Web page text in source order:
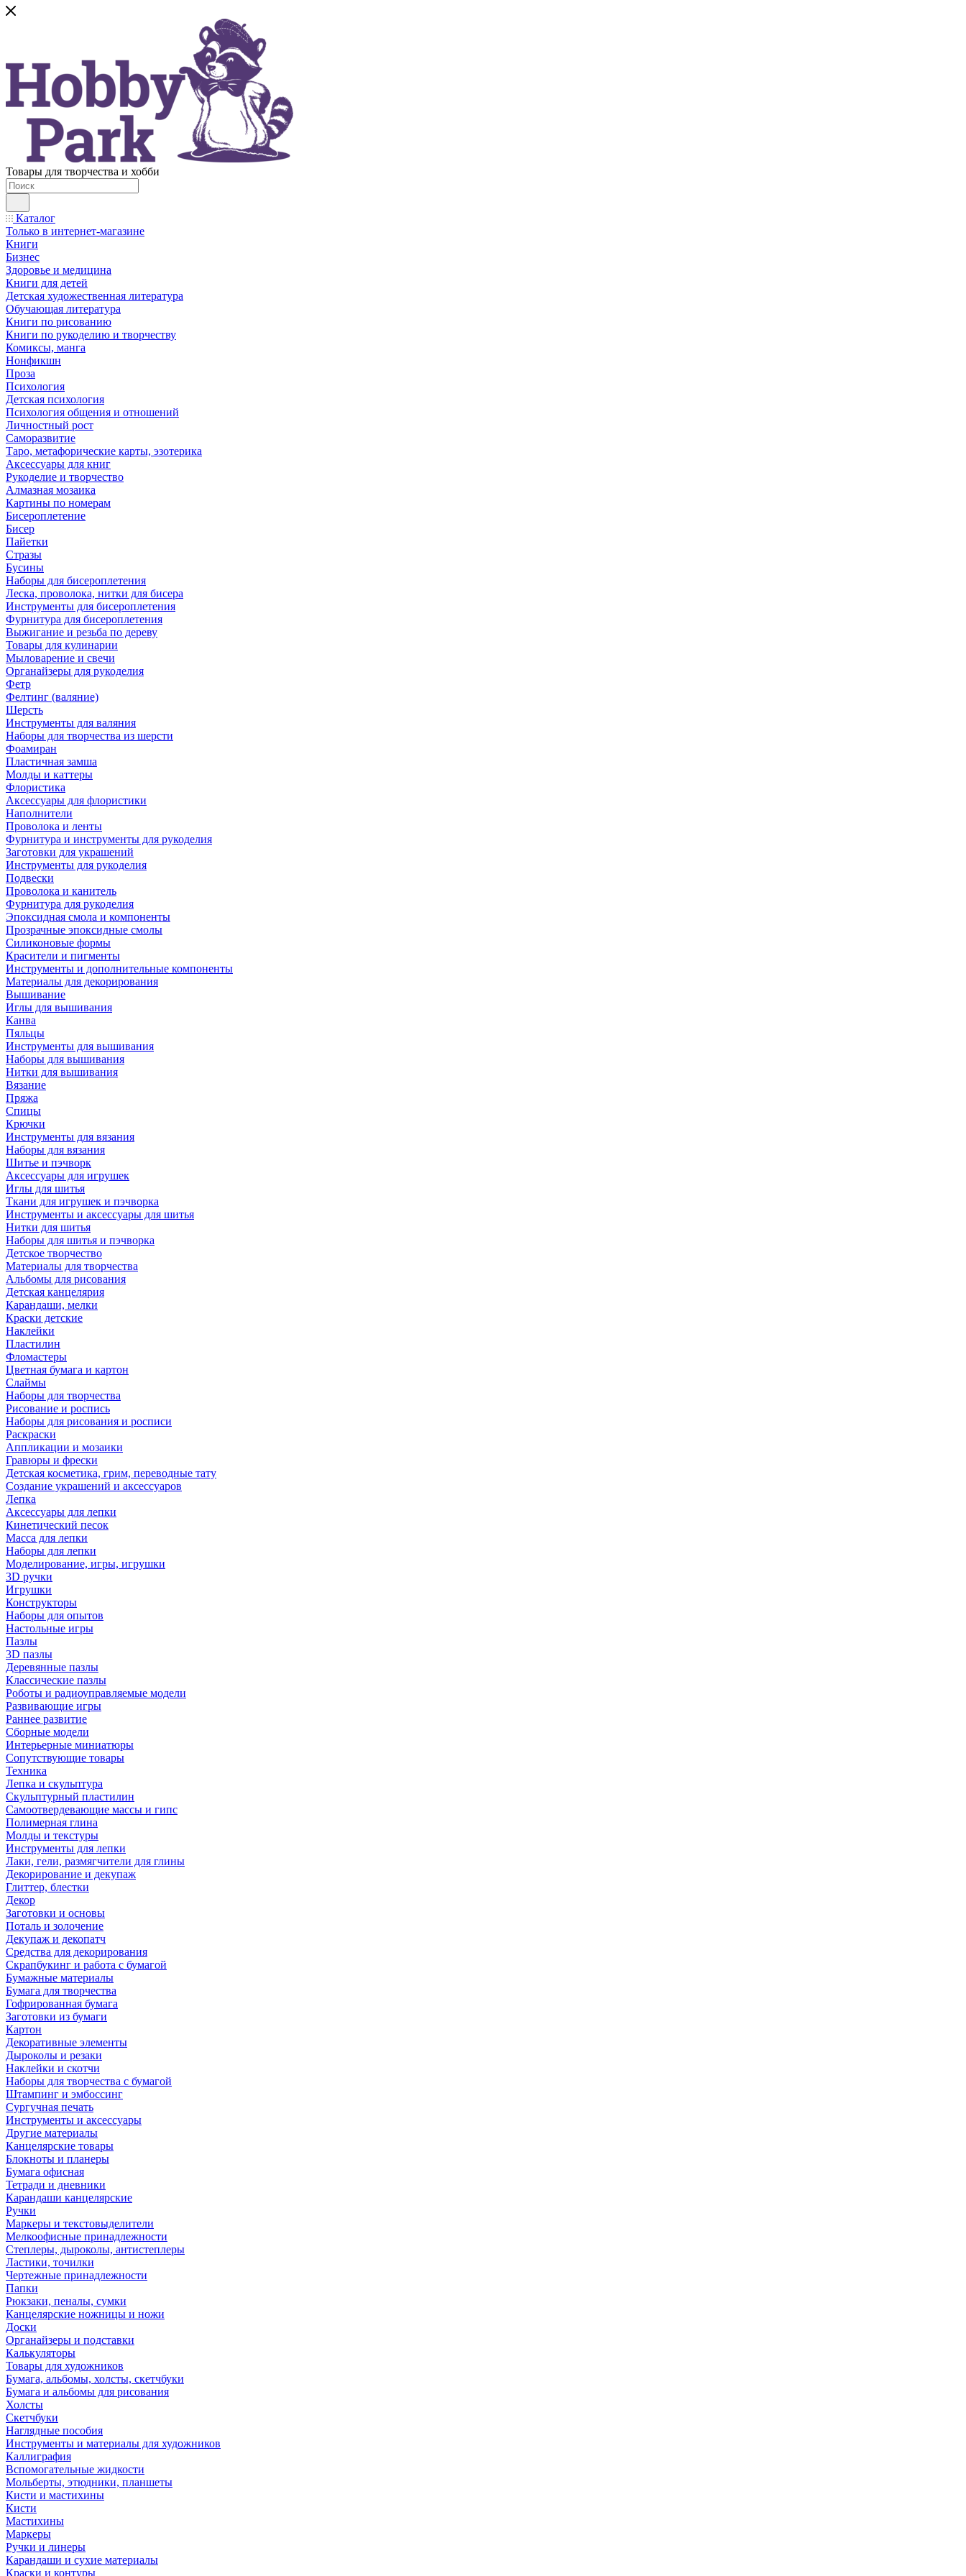
Товары для творчества и хобби
Каталог
Только в интернет-магазине
Книги
Бизнес
Здоровье и медицина
Книги для детей
Детская художественная литература
Обучающая литература
Книги по рисованию
Книги по рукоделию и творчеству
Комиксы, манга
Нонфикшн
Проза
Психология
Детская психология
Психология общения и отношений
Личностный рост
Саморазвитие
Таро, метафорические карты, эзотерика
Аксессуары для книг
Рукоделие и творчество
Алмазная мозаика
Картины по номерам
Бисероплетение
Бисер
Пайетки
Стразы
Бусины
Наборы для бисероплетения
Леска, проволока, нитки для бисера
Инструменты для бисероплетения
Фурнитура для бисероплетения
Выжигание и резьба по дереву
Товары для кулинарии
Мыловарение и свечи
Органайзеры для рукоделия
Фетр
Фелтинг (валяние)
Шерсть
Инструменты для валяния
Наборы для творчества из шерсти
Фоамиран
Пластичная замша
Молды и каттеры
Флористика
Аксессуары для флористики
Наполнители
Проволока и ленты
Фурнитура и инструменты для рукоделия
Заготовки для украшений
Инструменты для рукоделия
Подвески
Проволока и канитель
Фурнитура для рукоделия
Эпоксидная смола и компоненты
Прозрачные эпоксидные смолы
Силиконовые формы
Красители и пигменты
Инструменты и дополнительные компоненты
Материалы для декорирования
Вышивание
Иглы для вышивания
Канва
Пяльцы
Инструменты для вышивания
Наборы для вышивания
Нитки для вышивания
Вязание
Пряжа
Спицы
Крючки
Инструменты для вязания
Наборы для вязания
Шитье и пэчворк
Аксессуары для игрушек
Иглы для шитья
Ткани для игрушек и пэчворка
Инструменты и аксессуары для шитья
Нитки для шитья
Наборы для шитья и пэчворка
Детское творчество
Материалы для творчества
Альбомы для рисования
Детская канцелярия
Карандаши, мелки
Краски детские
Наклейки
Пластилин
Фломастеры
Цветная бумага и картон
Слаймы
Наборы для творчества
Рисование и роспись
Наборы для рисования и росписи
Раскраски
Аппликации и мозаики
Гравюры и фрески
Детская косметика, грим, переводные тату
Создание украшений и аксессуаров
Лепка
Аксессуары для лепки
Кинетический песок
Масса для лепки
Наборы для лепки
Моделирование, игры, игрушки
3D ручки
Игрушки
Конструкторы
Наборы для опытов
Настольные игры
Пазлы
3D пазлы
Деревянные пазлы
Классические пазлы
Роботы и радиоуправляемые модели
Развивающие игры
Раннее развитие
Сборные модели
Интерьерные миниатюры
Сопутствующие товары
Техника
Лепка и скульптура
Скульптурный пластилин
Самоотвердевающие массы и гипс
Полимерная глина
Молды и текстуры
Инструменты для лепки
Лаки, гели, размягчители для глины
Декорирование и декупаж
Глиттер, блестки
Декор
Заготовки и основы
Поталь и золочение
Декупаж и декопатч
Средства для декорирования
Скрапбукинг и работа с бумагой
Бумажные материалы
Бумага для творчества
Гофрированная бумага
Заготовки из бумаги
Картон
Декоративные элементы
Дыроколы и резаки
Наклейки и скотчи
Наборы для творчества с бумагой
Штампинг и эмбоссинг
Сургучная печать
Инструменты и аксессуары
Другие материалы
Канцелярские товары
Блокноты и планеры
Бумага офисная
Тетради и дневники
Карандаши канцелярские
Ручки
Маркеры и текстовыделители
Мелкоофисные принадлежности
Степлеры, дыроколы, антистеплеры
Ластики, точилки
Чертежные принадлежности
Папки
Рюкзаки, пеналы, сумки
Канцелярские ножницы и ножи
Доски
Органайзеры и подставки
Калькуляторы
Товары для художников
Бумага, альбомы, холсты, скетчбуки
Бумага и альбомы для рисования
Холсты
Скетчбуки
Наглядные пособия
Инструменты и материалы для художников
Каллиграфия
Вспомогательные жидкости
Мольберты, этюдники, планшеты
Кисти и мастихины
Кисти
Мастихины
Маркеры
Ручки и линеры
Карандаши и сухие материалы
Краски и контуры